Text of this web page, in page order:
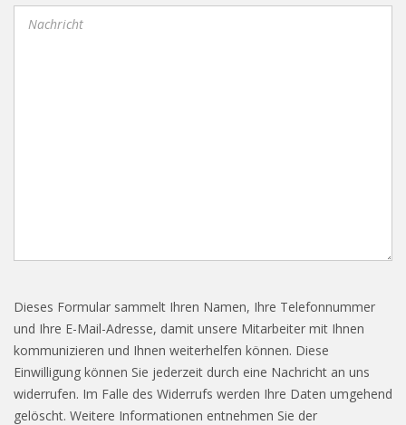
Dieses Formular sammelt Ihren Namen, Ihre Telefonnummer
und Ihre E-Mail-Adresse, damit unsere Mitarbeiter mit Ihnen
kommunizieren und Ihnen weiterhelfen können. Diese
Einwilligung können Sie jederzeit durch eine Nachricht an uns
widerrufen. Im Falle des Widerrufs werden Ihre Daten umgehend
gelöscht. Weitere Informationen entnehmen Sie der